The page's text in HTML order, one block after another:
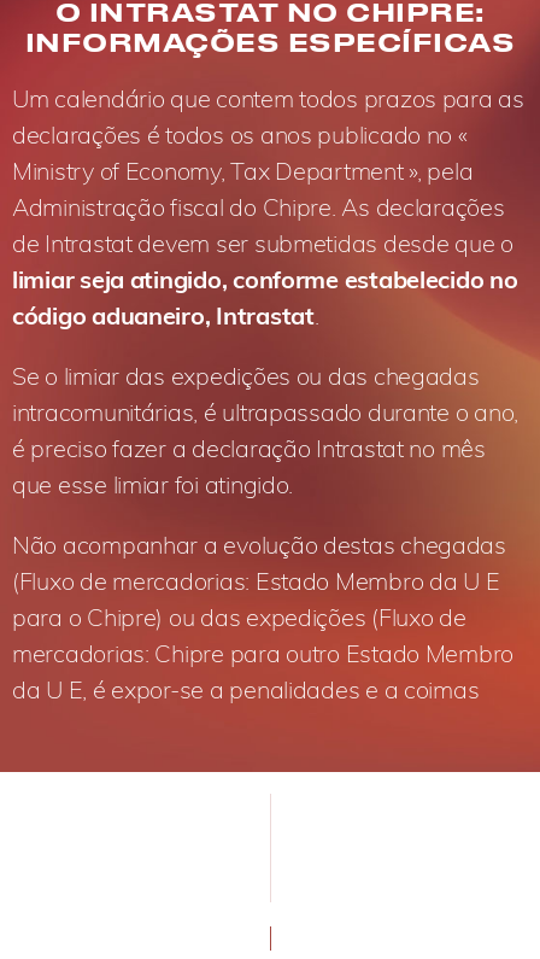
O INTRASTAT NO CHIPRE:
INFORMAÇÕES ESPECÍFICAS
Um calendário que contem todos prazos para as
declarações é todos os anos publicado no «
Ministry of Economy, Tax Department », pela
Administração fiscal do Chipre. As declarações
de Intrastat devem ser submetidas desde que o
limiar seja atingido, conforme estabelecido no
código aduaneiro, Intrastat.
Se o limiar das expedições ou das chegadas
intracomunitárias, é ultrapassado durante o ano,
é preciso fazer a declaração Intrastat no mês
que esse limiar foi atingido.
Não acompanhar a evolução destas chegadas
(Fluxo de mercadorias: Estado Membro da U E
para o Chipre) ou das expedições (Fluxo de
mercadorias: Chipre para outro Estado Membro
da U E, é expor-se a penalidades e a coimas